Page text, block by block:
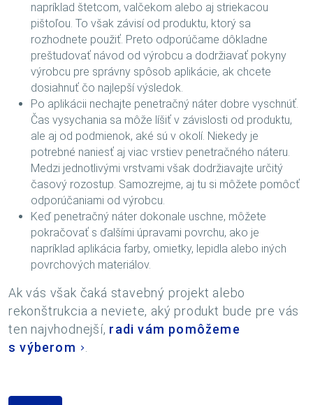
napríklad štetcom, valčekom alebo aj striekacou
pištoľou. To však závisí od produktu, ktorý sa
rozhodnete použiť. Preto odporúčame dôkladne
preštudovať návod od výrobcu a dodržiavať pokyny
výrobcu pre správny spôsob aplikácie, ak chcete
dosiahnuť čo najlepší výsledok.
Po aplikácii nechajte penetračný náter dobre vyschnúť.
Čas vysychania sa môže líšiť v závislosti od produktu,
ale aj od podmienok, aké sú v okolí. Niekedy je
potrebné naniesť aj viac vrstiev penetračného náteru.
Medzi jednotlivými vrstvami však dodržiavajte určitý
časový rozostup. Samozrejme, aj tu si môžete pomôcť
odporúčaniami od výrobcu.
Keď penetračný náter dokonale uschne, môžete
pokračovať s ďalšími úpravami povrchu, ako je
napríklad aplikácia farby, omietky, lepidla alebo iných
povrchových materiálov.
Ak vás však čaká stavebný projekt alebo
rekonštrukcia a neviete, aký produkt bude pre vás
ten najvhodnejší, radi vám pomôžeme
s výberom